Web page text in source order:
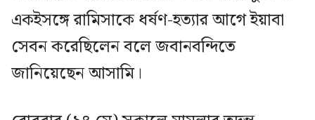
একইসঙ্গে রামিসাকে ধর্ষণ-হত্যার আগে ইয়াবা
সেবন করেছিলেন বলে জবানবন্দিতে
জানিয়েছেন আসামি।